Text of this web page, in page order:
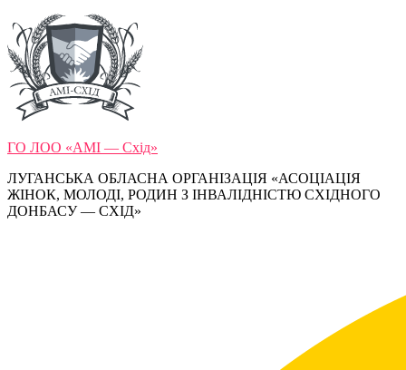
ГО ЛОО «АМІ — Схід»
ЛУГАНСЬКА ОБЛАСНА ОРГАНІЗАЦІЯ «АСОЦІАЦІЯ
ЖІНОК, МОЛОДІ, РОДИН З ІНВАЛІДНІСТЮ СХІДНОГО
ДОНБАСУ — СХІД»